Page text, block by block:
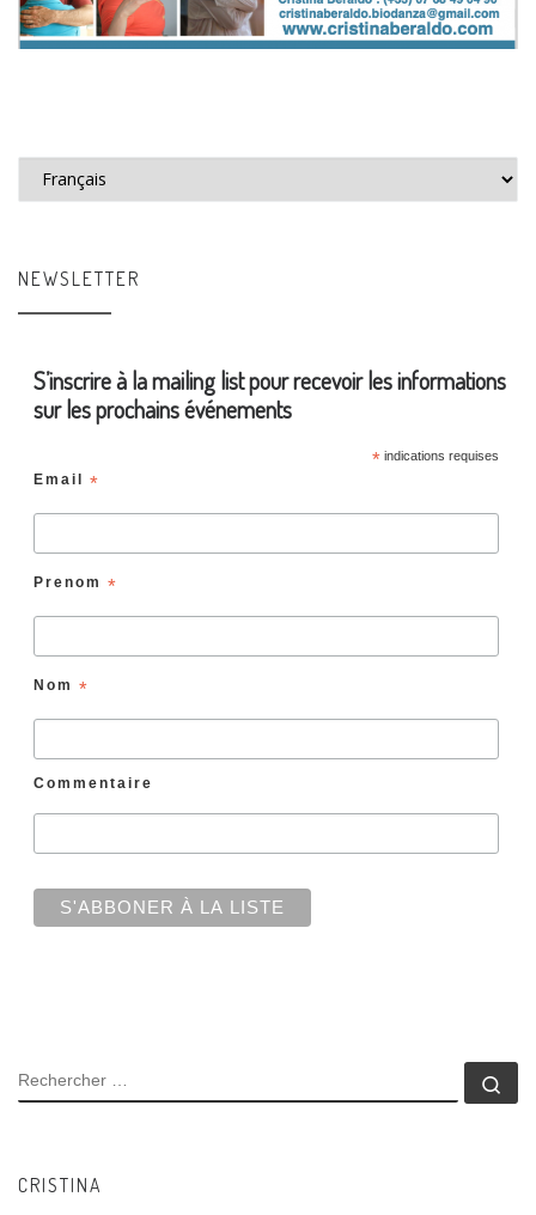
NEWSLETTER
S’inscrire à la mailing list pour recevoir les informations
sur les prochains événements
*indications requises
Email *
Prenom *
Nom *
Commentaire
RECHERCHER
CRISTINA